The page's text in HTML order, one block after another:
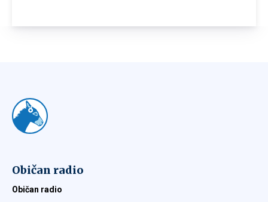
Običan radio
Običan radio